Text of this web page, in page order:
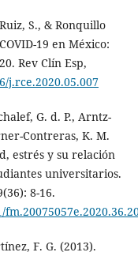
S., & Ronquillo
19 en México:
Rev Clín Esp,
j.rce.2020.05.007
G. d. P., Arntz-
Contreras, K. M.
estrés y su relación
universitarios.
8-16.
F. G. (2013).